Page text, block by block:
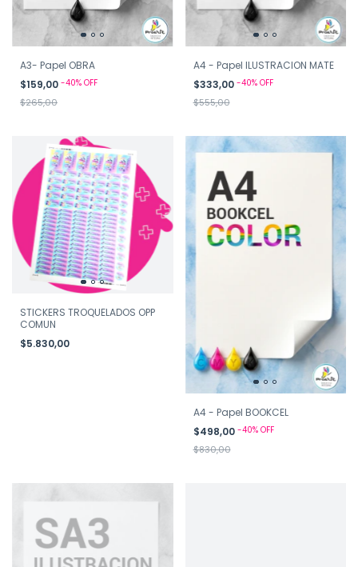
A3- Papel OBRA
$159,00 -40% OFF
$265,00
A4 - Papel ILUSTRACION MATE
$333,00 -40% OFF
$555,00
STICKERS TROQUELADOS OPP
COMUN
$5.830,00
A4 - Papel BOOKCEL
$498,00 -40% OFF
$830,00